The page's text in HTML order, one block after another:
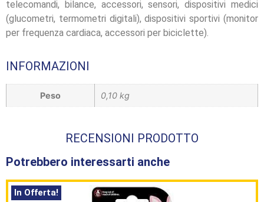
telecomandi, bilance, accessori, sensori, dispositivi medici
(glucometri, termometri digitali), dispositivi sportivi (monitor
per frequenza cardiaca, accessori per biciclette).
INFORMAZIONI
Peso 0,10 kg
RECENSIONI PRODOTTO
Potrebbero interessarti anche
In Offerta!